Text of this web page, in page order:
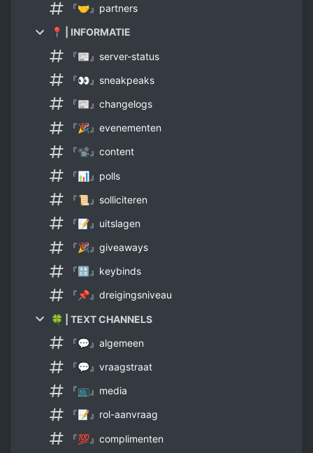
『🤝』partners
📍 | INFORMATIE
『📰』server-status
『👀』sneakpeaks
『📰』changelogs
『🎉』evenementen
『📽』content
『📊』polls
『📜』solliciteren
『📝』uitslagen
『🎉』giveaways
『🔠』keybinds
『📌』dreigingsniveau
🍀 | TEXT CHANNELS
『💬』algemeen
『💬』vraagstraat
『📺』media
『📝』rol-aanvraag
『💯』complimenten